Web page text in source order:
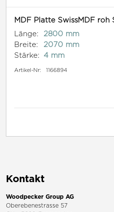
MDF Platte SwissMDF roh
Länge:
2800 mm
Breite:
2070 mm
Stärke:
4 mm
Artikel-Nr: 1166894
Kontakt
Woodpecker Group AG
Oberebenestrasse 57